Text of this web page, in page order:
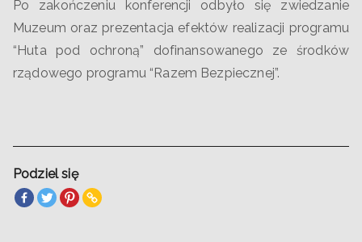
Po zakończeniu konferencji odbyło się zwiedzanie
Muzeum oraz prezentacja efektów realizacji programu
“Huta pod ochroną” dofinansowanego ze środków
rządowego programu “Razem Bezpiecznej”.
Podziel się